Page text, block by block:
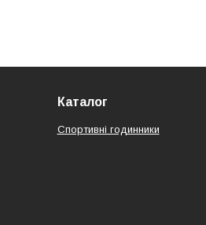
Каталог
Спортивні годинники